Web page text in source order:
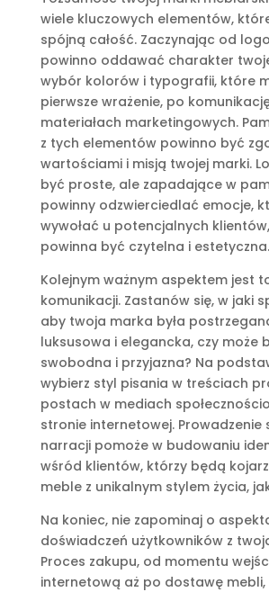
wiele kluczowych elementów,
spójną całość. Zaczynając od
powinno oddawać charakter
wybór kolorów i typografii, które
pierwsze wrażenie, po
materiałach marketingowych.
z tych elementów powinno być
wartościami i misją twojej marki.
być proste, ale zapadające w
powinny odzwierciedlać emocje,
wywołać u potencjalnych
powinna być czytelna i estetyczna.
Kolejnym ważnym aspektem jest
komunikacji. Zastanów się, w jaki
aby twoja marka była
luksusowa i elegancka, czy może
swobodna i przyjazna? Na
wybierz styl pisania w treściach
postach w mediach
stronie internetowej. Prowadzenie
narracji pomoże w budowaniu
wśród klientów, którzy będą
meble z unikalnym stylem życia,
Na koniec, nie zapominaj o
doświadczeń użytkowników z
Proces zakupu, od momentu
internetową aż po dostawę mebli,